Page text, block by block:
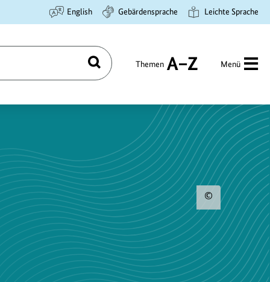
English Gebärdensprache Leichte Sprache
Suchen Themen
A
Menü
zum
Bild